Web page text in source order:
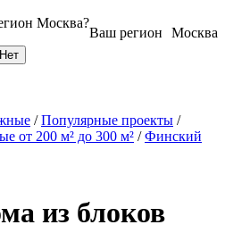
Москва
Ваш регион
Москва?
/Популярные проекты /
от 200 м² до 300 м² /Финский
из блоков